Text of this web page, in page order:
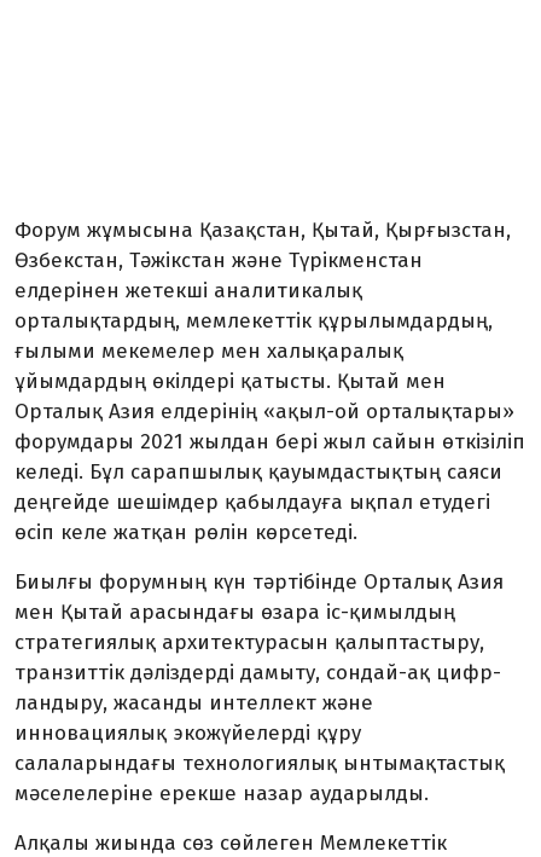
Форум жұмысына Қазақ­стан, Қытай, Қырғызстан,
Өзбек­­стан, Тәжікстан және Түрік­менстан
елдерінен жетекші аналитикалық
орталықтардың, мемлекеттік құрылымдардың,
ғылыми мекемелер мен халықаралық
ұйымдардың өкіл­дері қатысты. Қытай мен
Орталық Азия елдерінің «ақыл-ой орталық­тары»
форумдары 2021 жылдан бері жыл сайын өткізі­ліп
келеді. Бұл сарап­шылық қауымдастықтың саяси
деңгейде шешімдер қабылдауға ықпал етудегі
өсіп келе жатқан рөлін көрсетеді.
Биылғы форумның күн тәр­­ті­бінде Орталық Азия
мен Қытай арасындағы өзара іс-қимылдың
стратегиялық архитектурасын қалыптастыру,
транзиттік дәліздерді дамыту, сондай-ақ цифр­
ландыру, жасанды интеллект және
инновациялық экожүйелерді құру
салаларындағы технологиялық ынтымақтастық
мәселелеріне ерекше назар аударылды.
Алқалы жиында сөз сөйлеген Мемлекеттік